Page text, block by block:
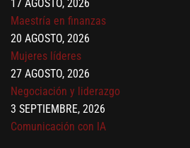
Maestría en finanzas
20 AGOSTO, 2026
Mujeres líderes
27 AGOSTO, 2026
Negociación y liderazgo
3 SEPTIEMBRE, 2026
Comunicación con IA